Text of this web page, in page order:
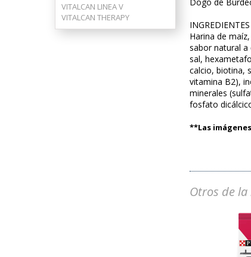
VITALCAN LINEA V
VITALCAN THERAPY
INGREDIENTES
Harina de
sabor natural
sal,
calcio, biotina,
vitamina B2),
minerales
fosfato
**Las
Otros de